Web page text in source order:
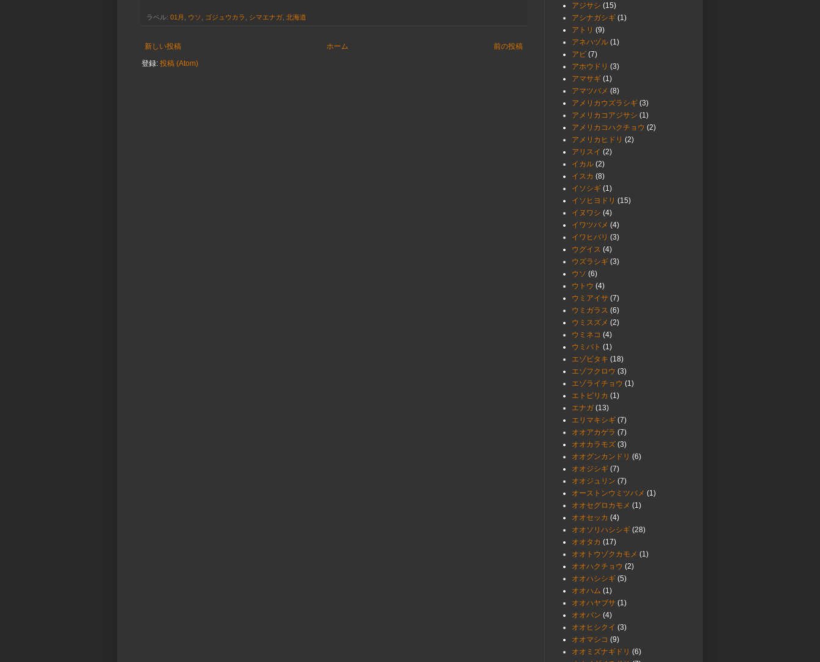
ラベル: 01月 ウソ ゴジュウカラ シマエナガ 北海道
新しい投稿 前の投稿
ホーム
登録: 投稿 (Atom)
アジサシ (15)
アシナガシギ (1)
アトリ (9)
アネハヅル (1)
アビ (7)
アホウドリ (3)
アマサギ (1)
アマツバメ (8)
アメリカウズラシギ (3)
アメリカコアジサシ (1)
アメリカコハクチョウ (2)
アメリカヒドリ (2)
アリスイ (2)
イカル (2)
イスカ (8)
イソシギ (1)
イソヒヨドリ (15)
イヌワシ (4)
イワツバメ (4)
イワヒバリ (3)
ウグイス (4)
ウズラシギ (3)
ウソ (6)
ウトウ (4)
ウミアイサ (7)
ウミガラス (6)
ウミスズメ (2)
ウミネコ (4)
ウミバト (1)
エゾビタキ (18)
エゾフクロウ (3)
エゾライチョウ (1)
エトピリカ (1)
エナガ (13)
エリマキシギ (7)
オオアカゲラ (7)
オオカラモズ (3)
オオグンカンドリ (6)
オオジシギ (7)
オオジュリン (7)
オーストンウミツバメ (1)
オオセグロカモメ (1)
オオセッカ (4)
オオソリハシシギ (28)
オオタカ (17)
オオトウゾクカモメ (1)
オオハクチョウ (2)
オオハシシギ (5)
オオハム (1)
オオハヤブサ (1)
オオバン (4)
オオヒシクイ (3)
オオマシコ (9)
オオミズナギドリ (6)